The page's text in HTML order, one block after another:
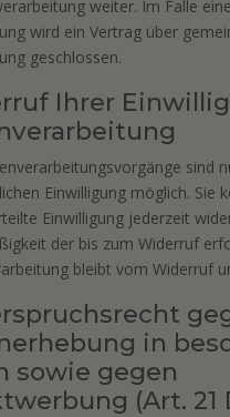
weiter. Im Falle
wird ein Vertrag über
geschlossen.
Ihrer
sind
Einwilligung möglich. Sie
Einwilligung jederzeit
der bis zum Widerruf
bleibt vom Widerruf
in
sowie gegen
(Art. 21